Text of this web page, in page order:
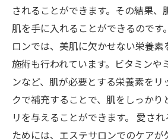
されることができます。その結果、
肌を手に入れることができるのです
ロンでは、美肌に欠かせない栄養
施術も行われています。ビタミンや
ンなど、肌が必要とする栄養素をリ
クで補充することで、肌をしっかり
リを与えることができます。 愛さ
ためには、エステサロンでのケア